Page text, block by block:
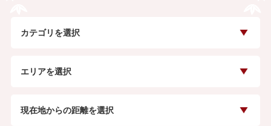
カテゴリを選択
エリアを選択
現在地からの距離を選択